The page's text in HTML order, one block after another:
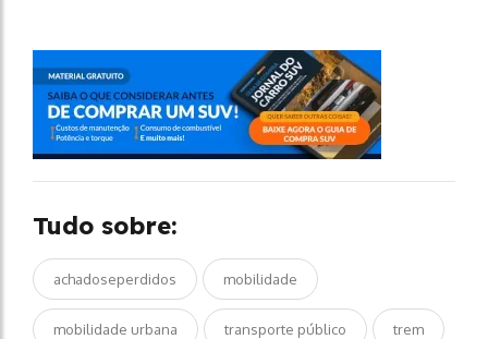
Tudo sobre:
achadoseperdidos mobilidade
mobilidade urbana transporte público trem